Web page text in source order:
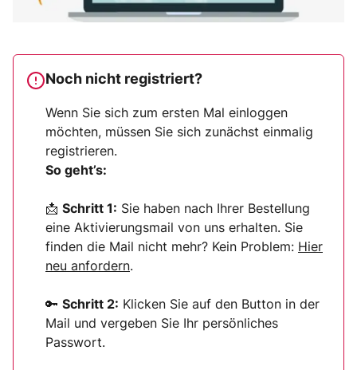
Noch nicht registriert?
Wenn Sie sich zum ersten Mal einloggen
möchten, müssen Sie sich zunächst einmalig
registrieren.
So geht’s:
📩 Schritt 1: Sie haben nach Ihrer Bestellung
eine Aktivierungsmail von uns erhalten. Sie
finden die Mail nicht mehr? Kein Problem: Hier
neu anfordern.
🔑 Schritt 2: Klicken Sie auf den Button in der
Mail und vergeben Sie Ihr persönliches
Passwort.